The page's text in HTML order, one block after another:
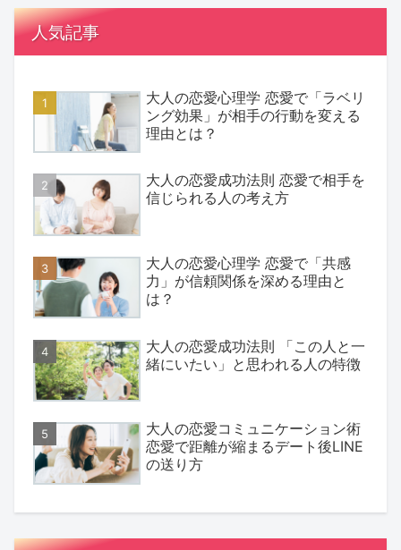
人気記事
大人の恋愛心理学 恋愛で「ラベリ
ング効果」が相手の行動を変える
理由とは？
大人の恋愛成功法則 恋愛で相手を
信じられる人の考え方
大人の恋愛心理学 恋愛で「共感
力」が信頼関係を深める理由と
は？
大人の恋愛成功法則 「この人と一
緒にいたい」と思われる人の特徴
大人の恋愛コミュニケーション術
恋愛で距離が縮まるデート後LINE
の送り方